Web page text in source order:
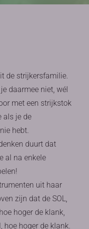
de strijkersfamilie.
daarmee niet, wél
met een strijkstok
als je de
hebt.
duurt dat
al na enkele
uit haar
zijn dat de SOL,
hoger de klank,
hoe hoger de klank.